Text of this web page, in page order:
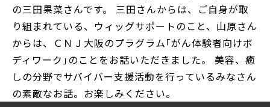
の三田果菜さんです。 三田さんからは、ご自身が取
り組まれている、ウィッグサポートのこと、山原さん
からは、ＣＮＪ大阪のプラグラム｢がん体験者向けボ
ディワーク｣のことをお話いただきました。 美容、癒
しの分野でサバイバー支援活動を行っているみなさん
の素敵なお話。お楽しみください。